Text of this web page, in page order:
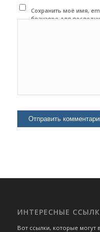
Сохранить моё имя,
браузере для
ИНТЕРЕСНЫЕ
Вот ссылки, которые могут